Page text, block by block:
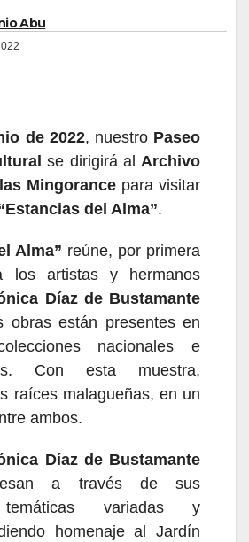
Abu
de 2022, nuestro Paseo
se dirigirá alArchivo
Mingorance para visitar
del Alma”.
Alma” reúne, por primera
los artistas y hermanos
Díaz de Bustamante
obras están presentes en
nacionales e
Con esta muestra,
raíces malagueñas, en un
ambos.
Díaz de Bustamante
a través de sus
temáticas variadas y
homenaje al Jardín